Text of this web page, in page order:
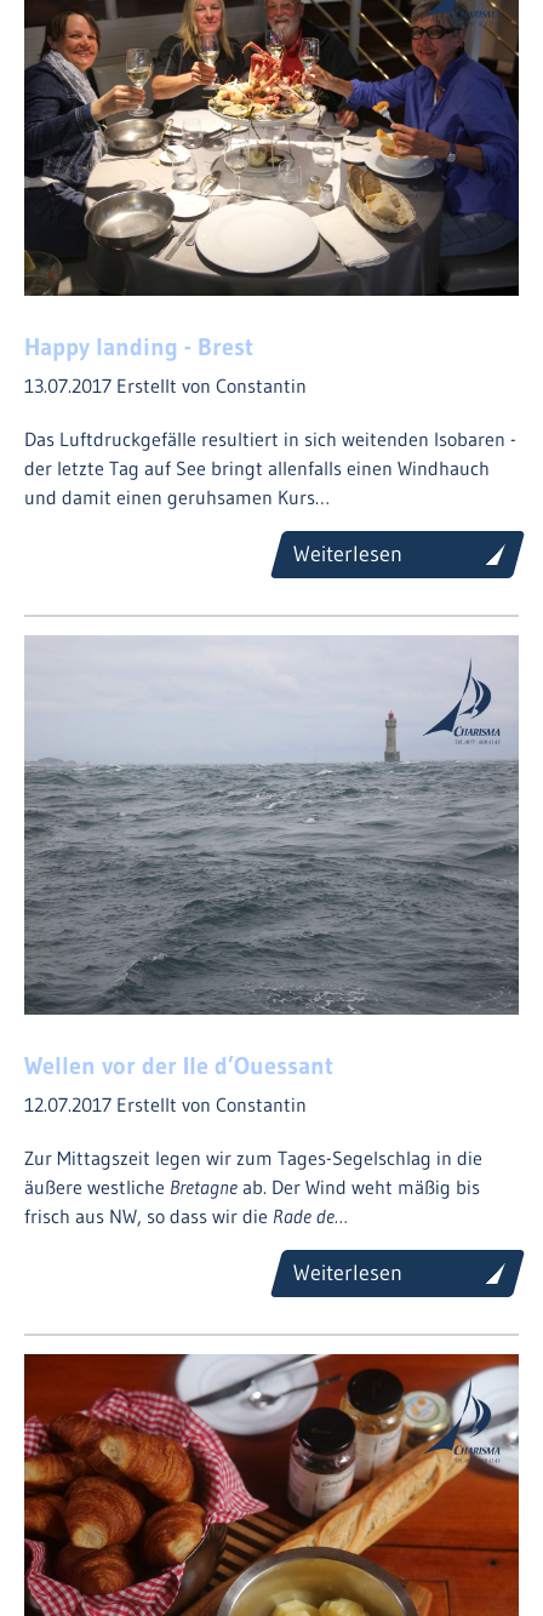
Happy landing - Brest
13.07.2017 Erstellt von Constantin
Das Luftdruckgefälle resultiert in sich weitenden Isobaren -
der letzte Tag auf See bringt allenfalls einen Windhauch
und damit einen geruhsamen Kurs…
Weiterlesen
Wellen vor der Ile d’Ouessant
12.07.2017 Erstellt von Constantin
Zur Mittagszeit legen wir zum Tages-Segelschlag in die
äußere westliche Bretagne ab. Der Wind weht mäßig bis
frisch aus NW, so dass wir die Rade de…
Weiterlesen